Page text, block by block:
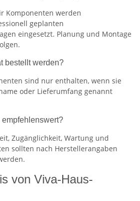
Komponenten werden
geplanten
eingesetzt. Planung und Montage
bestellt werden?
sind nur enthalten, wenn sie
oder Lieferumfang genannt
empfehlenswert?
Zugänglichkeit, Wartung und
sollten nach Herstellerangaben
von Viva-Haus-